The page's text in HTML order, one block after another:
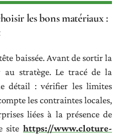
les bons matériaux :
baissée. Avant de sortir la
stratège. Le tracé de la
détail : vérifier les limites
les contraintes locales,
liées à la présence de
site https://www.cloture-